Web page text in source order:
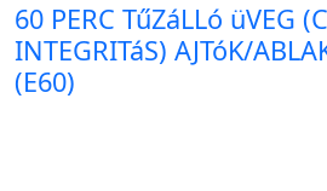
60 PERC TűZáLLó üVEG
INTEGRITáS) AJTóK/
(E60)